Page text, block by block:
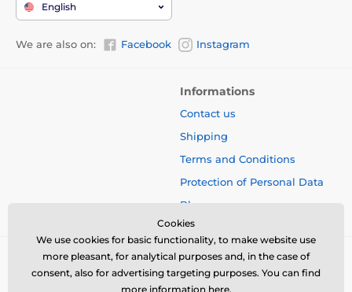
English
We are also on: Facebook Instagram
Informations
Contact us
Shipping
Terms and Conditions
Protection of Personal Data
Blog
Cookies
We use cookies for basic functionality, to make website use
more pleasant, for analytical purposes and, in the case of
consent, also for advertising targeting purposes. You can find
more information here.